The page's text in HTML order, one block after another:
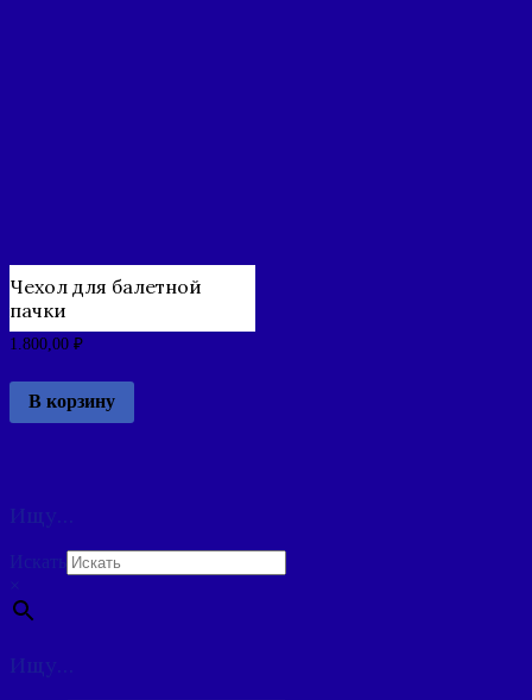
Чехол для балетной
пачки
1.800,00 ₽
В корзину
Ищу…
Искать
×
Ищу…